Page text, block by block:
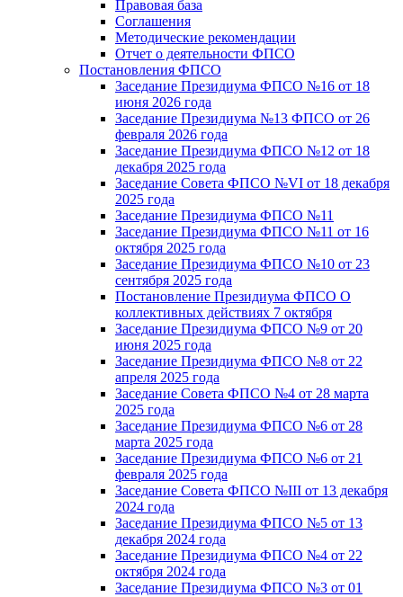
Правовая база
Соглашения
Методические рекомендации
Отчет о деятельности ФПСО
Постановления ФПСО
Заседание Президиума ФПСО №16 от 18
июня 2026 года
Заседание Президиума №13 ФПСО от 26
февраля 2026 года
Заседание Президиума ФПСО №12 от 18
декабря 2025 года
Заседание Совета ФПСО №VI от 18 декабря
2025 года
Заседание Президиума ФПСО №11
Заседание Президиума ФПСО №11 от 16
октября 2025 года
Заседание Президиума ФПСО №10 от 23
сентября 2025 года
Постановление Президиума ФПСО О
коллективных действиях 7 октября
Заседание Президиума ФПСО №9 от 20
июня 2025 года
Заседание Президиума ФПСО №8 от 22
апреля 2025 года
Заседание Совета ФПСО №4 от 28 марта
2025 года
Заседание Президиума ФПСО №6 от 28
марта 2025 года
Заседание Президиума ФПСО №6 от 21
февраля 2025 года
Заседание Совета ФПСО №III от 13 декабря
2024 года
Заседание Президиума ФПСО №5 от 13
декабря 2024 года
Заседание Президиума ФПСО №4 от 22
октября 2024 года
Заседание Президиума ФПСО №3 от 01